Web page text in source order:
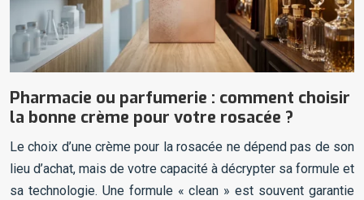
Pharmacie ou parfumerie : comment choisir
la bonne crème pour votre rosacée ?
Le choix d’une crème pour la rosacée ne dépend pas de son
lieu d’achat, mais de votre capacité à décrypter sa formule et
sa technologie. Une formule « clean » est souvent garantie